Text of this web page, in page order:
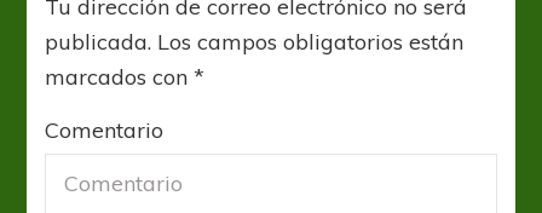
Tu dirección de correo electrónico no será
publicada. Los campos obligatorios están
marcados con*
Comentario